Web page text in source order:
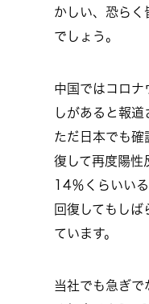
かしい、恐らく
でしょう。
中国ではコロナ
しがあると報道
ただ日本でも確
復して再度陽性
14％くらいいる
回復してもし
ています。
当社でも急ぎで